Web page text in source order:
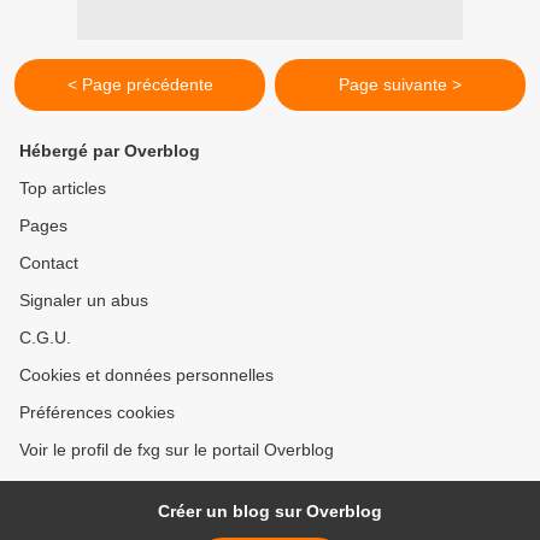
< Page précédente Page suivante >
Hébergé par Overblog
Top articles
Pages
Contact
Signaler un abus
C.G.U.
Cookies et données personnelles
Préférences cookies
Voir le profil de fxg sur le portail Overblog
Créer un blog sur Overblog